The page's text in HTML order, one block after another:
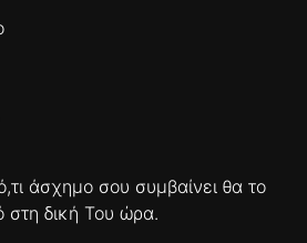
άσχημο σου συμβαίνει θα το
στη δική Του ώρα.